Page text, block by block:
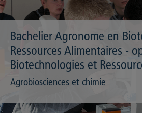
Bachelier Agronome en
Ressources Alimentaires -
Biotechnologies et
Agrobiosciences et chimie